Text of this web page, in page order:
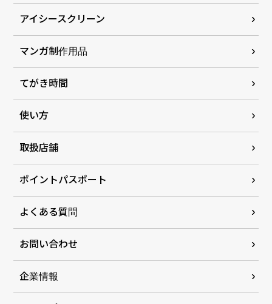
アイシースクリーン
マンガ制作用品
てがき時間
使い方
取扱店舗
ポイントパスポート
よくある質問
お問い合わせ
企業情報